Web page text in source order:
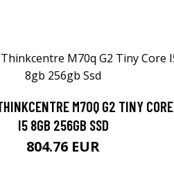
M70Q G2 TINY CORE
I5 8GB 256GB SSD
804.76 EUR